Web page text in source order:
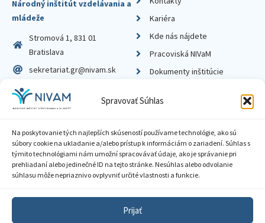
Spravovať Súhlas
Na poskytovanie tých najlepších skúseností používame technológie, ako sú
súbory cookie na ukladanie a/alebo prístup k informáciám o zariadení. Súhlas s
týmito technológiami nám umožní spracovávať údaje, ako je správanie pri
prehliadaní alebo jedinečné ID na tejto stránke. Nesúhlas alebo odvolanie
súhlasu môže nepriaznivo ovplyvniť určité vlastnosti a funkcie.
Prijať
Národný inštitút vzdelávania a
mládeže
Stromová 1, 831 01
Bratislava
sekretariat.gr@nivam.sk
IČO: 00164348
DIČ: 2020798714
Kariéra
Kde nás nájdete
Pracoviská NIVaM
Dokumenty inštitúcie
Zásady ochrany súkromia
Sprístupnenie informácií